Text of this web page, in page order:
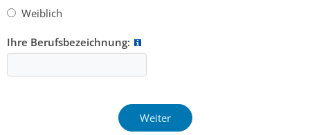
Weiblich
Ihre Berufsbezeichnung: